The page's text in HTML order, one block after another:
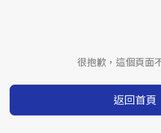
很抱歉，這個頁面
返回首頁